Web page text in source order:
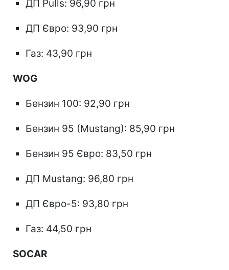
ДП Pulls: 96,90 грн
ДП Євро: 93,90 грн
Газ: 43,90 грн
WOG
Бензин 100: 92,90 грн
Бензин 95 (Mustang): 85,90 грн
Бензин 95 Євро: 83,50 грн
ДП Mustang: 96,80 грн
ДП Євро-5: 93,80 грн
Газ: 44,50 грн
SOCAR